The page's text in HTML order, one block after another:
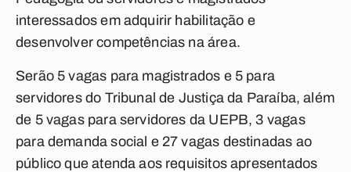
interessados em adquirir habilitação e
desenvolver competências na área.
Serão 5 vagas para magistrados e 5 para
servidores do Tribunal de Justiça da Paraíba, além
de 5 vagas para servidores da UEPB, 3 vagas
para demanda social e 27 vagas destinadas ao
público que atenda aos requisitos apresentados